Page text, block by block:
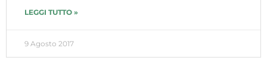
LEGGI TUTTO »
9 Agosto 2017